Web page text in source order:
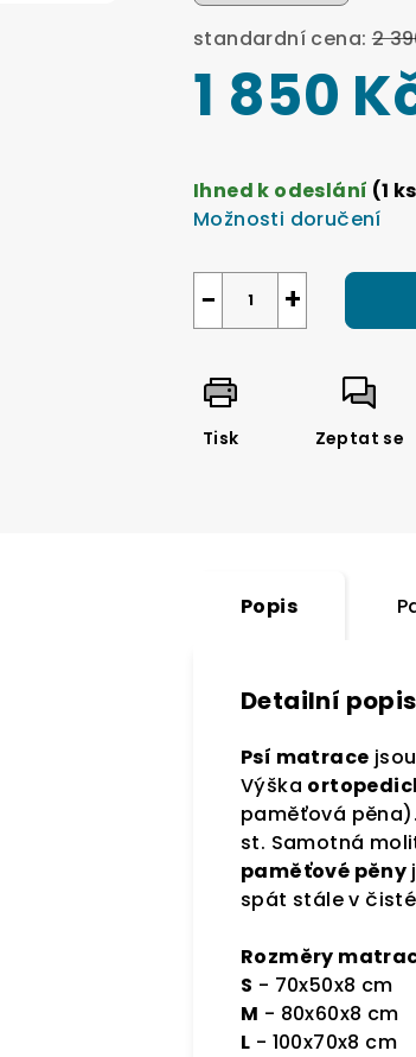
standardní cena: 2
1 850
cena:
Ihned k odeslání (1
Možnosti doručení
+
−
Tisk Zeptat se
Popis
Detailní
Psí matrace
Výška
paměťová
st. Samotná
paměťové pěny
spát stále v
Rozměry
S - 70x50x8 cm
M - 80x60x8 cm
L - 100x70x8 cm